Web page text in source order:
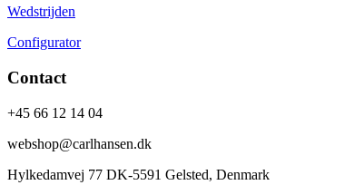
Wedstrijden
Configurator
Contact
+45 66 12 14 04
webshop@carlhansen.dk
Hylkedamvej 77 DK-5591 Gelsted, Denmark